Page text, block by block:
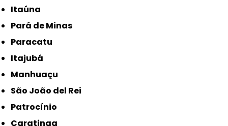
Itaúna
Pará de Minas
Paracatu
Itajubá
Manhuaçu
São João del Rei
Patrocínio
Caratinga